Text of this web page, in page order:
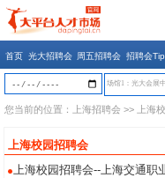
首页 光大招聘会 周五招聘会 招聘会
场馆1：光大会展
您当前的位置： 上海招聘会 >> 上海
上海校园招聘会
上海校园招聘会--上海交通职